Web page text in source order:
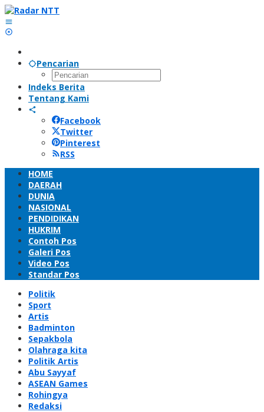
Lewati
ke
konten
Pencarian
Indeks Berita
Tentang Kami
Facebook
Twitter
Pinterest
RSS
HOME
DAERAH
DUNIA
NASIONAL
PENDIDIKAN
HUKRIM
Contoh Pos
Galeri Pos
Video Pos
Standar Pos
Politik
Sport
Artis
Badminton
Sepakbola
Olahraga kita
Politik Artis
Abu Sayyaf
ASEAN Games
Rohingya
Redaksi